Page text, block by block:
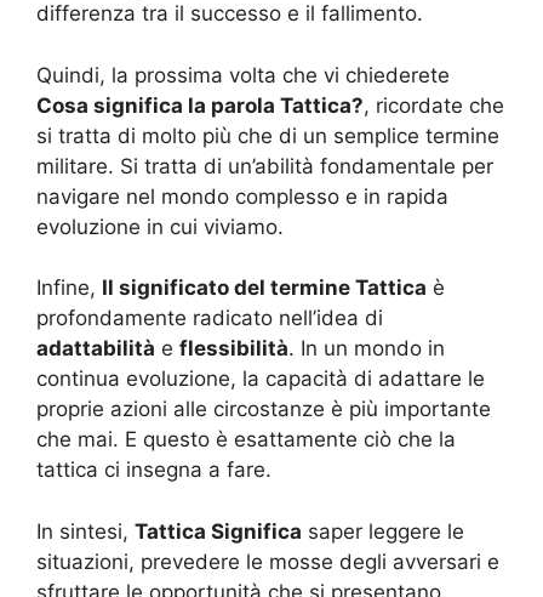
differenza tra il successo e il fallimento.
Quindi, la prossima volta che vi chiederete
Cosa significa la parola Tattica?, ricordate che
si tratta di molto più che di un semplice termine
militare. Si tratta di un’abilità fondamentale per
navigare nel mondo complesso e in rapida
evoluzione in cui viviamo.
Infine, Il significato del termine Tattica è
profondamente radicato nell’idea di
adattabilità e flessibilità. In un mondo in
continua evoluzione, la capacità di adattare le
proprie azioni alle circostanze è più importante
che mai. E questo è esattamente ciò che la
tattica ci insegna a fare.
In sintesi, Tattica Significa saper leggere le
situazioni, prevedere le mosse degli avversari e
sfruttare le opportunità che si presentano.